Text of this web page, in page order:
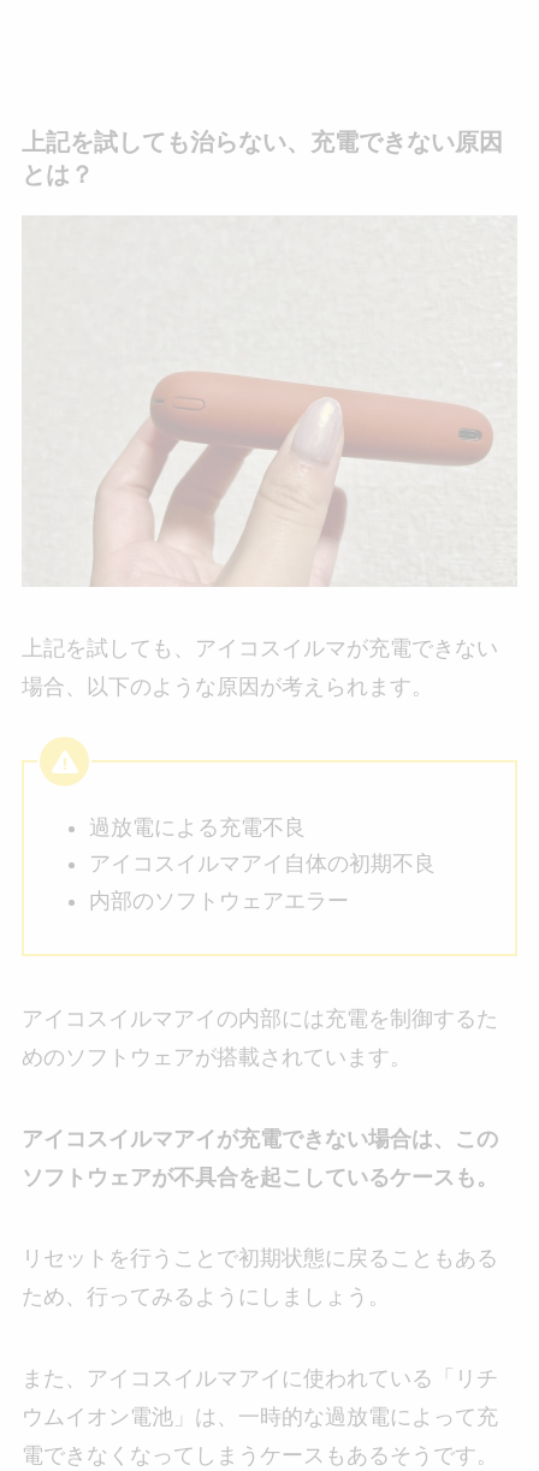
上記を試しても治らない、充電できない原因
とは？
上記を試しても、アイコスイルマが充電できない
場合、以下のような原因が考えられます。
過放電による充電不良
アイコスイルマアイ自体の初期不良
内部のソフトウェアエラー
アイコスイルマアイの内部には充電を制御するた
めのソフトウェアが搭載されています。
アイコスイルマアイが充電できない場合は、この
ソフトウェアが不具合を起こしているケースも。
リセットを行うことで初期状態に戻ることもある
ため、行ってみるようにしましょう。
また、アイコスイルマアイに使われている「リチ
ウムイオン電池」は、一時的な過放電によって充
電できなくなってしまうケースもあるそうです。